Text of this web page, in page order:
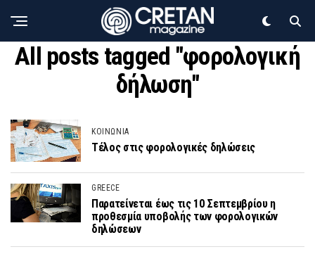
All posts tagged "φορολογική
δήλωση"
ΚΟΙΝΩΝΙΑ
Τέλος στις φορολογικές δηλώσεις
GREECE
Παρατείνεται έως τις 10 Σεπτεμβρίου η
προθεσμία υποβολής των φορολογικών
δηλώσεων